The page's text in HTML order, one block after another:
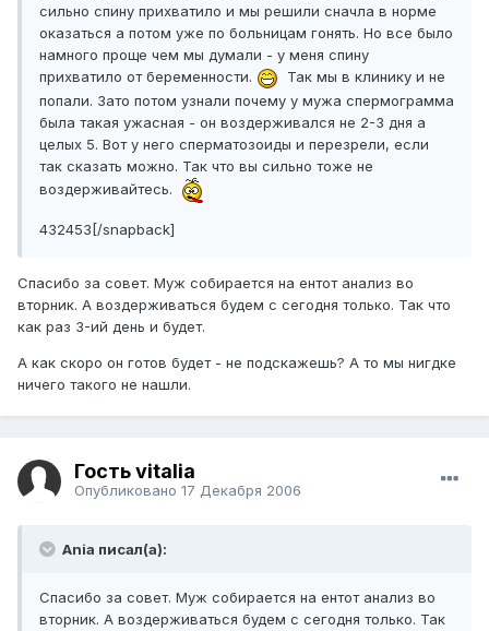
сильно спину прихватило и мы решили сначла в норме
оказаться а потом уже по больницам гонять. Но все было
намного проще чем мы думали - у меня спину
прихватило от беременности.
Так мы в клинику и не
попали. Зато потом узнали почему у мужа спермограмма
была такая ужасная - он воздерживался не 2-3 дня а
целых 5. Вот у него сперматозоиды и перезрели, если
так сказать можно. Так что вы сильно тоже не
воздерживайтесь.
432453[/snapback]
Спасибо за совет. Муж собирается на ентот анализ во
вторник. А воздерживаться будем с сегодня только. Так что
как раз 3-ий день и будет.
А как скоро он готов будет - не подскажешь? А то мы нигдке
ничего такого не нашли.
Гость vitalia
Опубликовано 17 Декабря 2006
Ania писал(а):
Спасибо за совет. Муж собирается на ентот анализ во
вторник. А воздерживаться будем с сегодня только. Так